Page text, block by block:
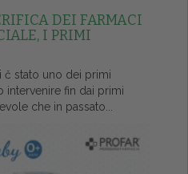
DEI FARMACI
I PRIMI
č stato uno dei primi
intervenire fin dai primi
che in passato...